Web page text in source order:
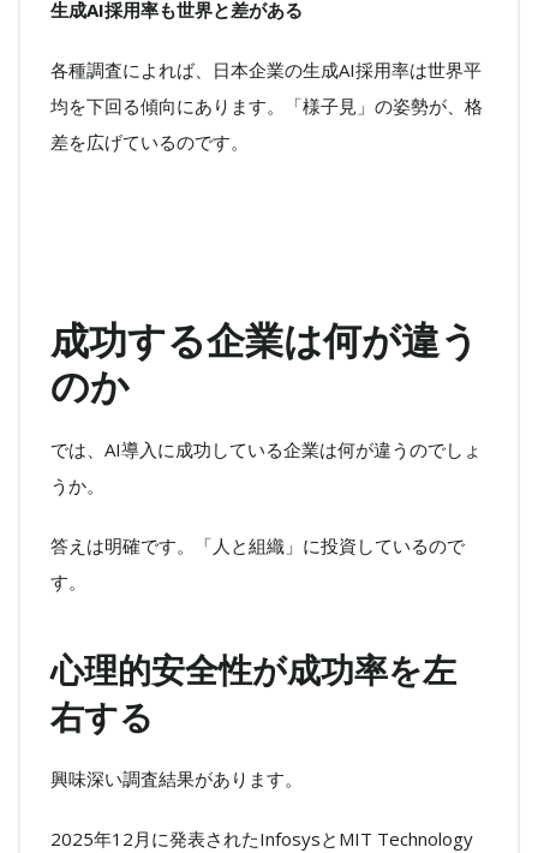
生成AI採用率も世界と差がある
各種調査によれば、日本企業の生成AI採用率は世界平
均を下回る傾向にあります。「様子見」の姿勢が、格
差を広げているのです。
成功する企業は何が違う
のか
では、AI導入に成功している企業は何が違うのでしょ
うか。
答えは明確です。「人と組織」に投資しているので
す。
心理的安全性が成功率を左
右する
興味深い調査結果があります。
2025年12月に発表されたInfosysとMIT Technology